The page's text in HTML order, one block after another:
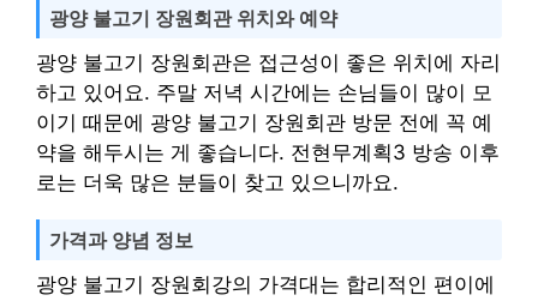
광양 불고기 장원회관 위치와 예약
광양 불고기 장원회관은 접근성이 좋은 위치에 자리
하고 있어요. 주말 저녁 시간에는 손님들이 많이 모
이기 때문에 광양 불고기 장원회관 방문 전에 꼭 예
약을 해두시는 게 좋습니다. 전현무계획3 방송 이후
로는 더욱 많은 분들이 찾고 있으니까요.
가격과 양념 정보
광양 불고기 장원회강의 가격대는 합리적인 편이에